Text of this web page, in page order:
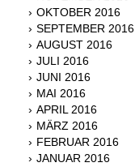
OKTOBER 2016
SEPTEMBER 2016
AUGUST 2016
JULI 2016
JUNI 2016
MAI 2016
APRIL 2016
MÄRZ 2016
FEBRUAR 2016
JANUAR 2016